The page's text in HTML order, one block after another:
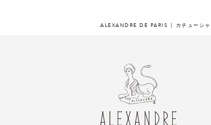
ALEXANDRE DE PARIS カチューシャ